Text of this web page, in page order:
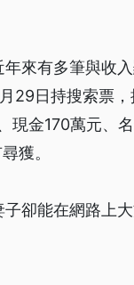
來有多筆與收
29日持搜索票
現金170萬元、
獲。
卻能在網路上